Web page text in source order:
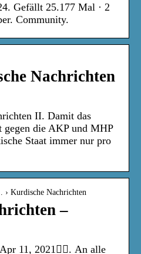
Gefällt 25.177 Mal · 2
Community.
Nachrichten
II. Damit das
die AKP und MHP
Staat immer nur pro
Kurdische Nachrichten
–
11, 2021󰞋󰟠. An alle